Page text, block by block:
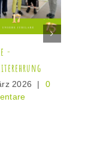
-
2026 |
0